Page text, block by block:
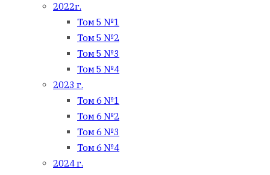
2022г.
Том 5 №1
Том 5 №2
Том 5 №3
Том 5 №4
2023 г.
Том 6 №1
Том 6 №2
Том 6 №3
Том 6 №4
2024 г.